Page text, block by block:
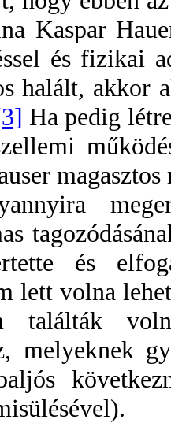
Kaspar
és fizikai
halált, akkor
Ha pedig
és
lett volna
találták
melyeknek